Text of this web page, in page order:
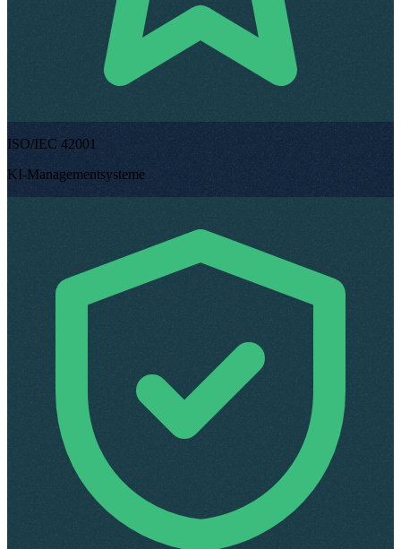
ISO/IEC 42001
KI-Managementsysteme